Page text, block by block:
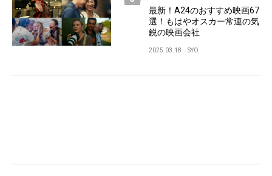
最新！A24のおすすめ映画67
選！もはやオスカー常連の気
鋭の映画会社
2025.03.18 SYO